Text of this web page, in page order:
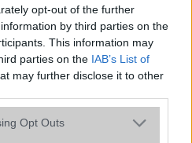
opt-out of the further
by third parties on the
This information may
parties on the IAB’s List of
may further disclose it to other
app uses one or more Google
Opt Outs
automatizmusai: hat
észrevétlenül könnyíti
Police
esküszik, pedig az
intelligens funkciókat kínál,
a háttérben.